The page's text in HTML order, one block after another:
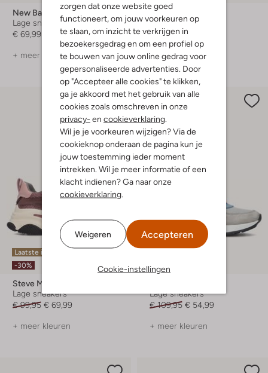
zorgen dat onze website goed
functioneert, om jouw voorkeuren op
te slaan, om inzicht te verkrijgen in
bezoekersgedrag en om een profiel op
te bouwen van jouw online gedrag voor
gepersonaliseerde advertenties. Door
op "Accepteer alle cookies" te klikken,
ga je akkoord met het gebruik van alle
cookies zoals omschreven in onze
privacy- en cookieverklaring.
Wil je je voorkeuren wijzigen? Via de
cookieknop onderaan de pagina kun je
jouw toestemming ieder moment
intrekken. Wil je meer informatie of een
klacht indienen? Ga naar onze
cookieverklaring.
Weigeren Accepteren
Cookie-instellingen
New Balance
Lage sneakers
€ 69,99
+ meer kleuren
Fila
Lage sneakers
€ 74,99 € 51,99
+ meer kleuren
Laatste item
-30%
Steve Madden
Lage sneakers
€ 99,95 € 69,99
+ meer kleuren
-50%
Lage sneakers
€ 109,95 € 54,99
+ meer kleuren